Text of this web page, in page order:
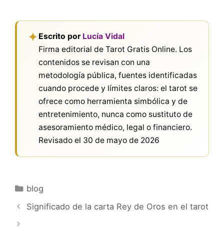
✦Escrito por Lucía Vidal
Firma editorial de Tarot Gratis Online. Los
contenidos se revisan con una
metodología pública, fuentes identificadas
cuando procede y límites claros: el tarot se
ofrece como herramienta simbólica y de
entretenimiento, nunca como sustituto de
asesoramiento médico, legal o financiero.
Revisado el 30 de mayo de 2026
Categorías
blog
Significado de la carta Rey de Oros en el tarot